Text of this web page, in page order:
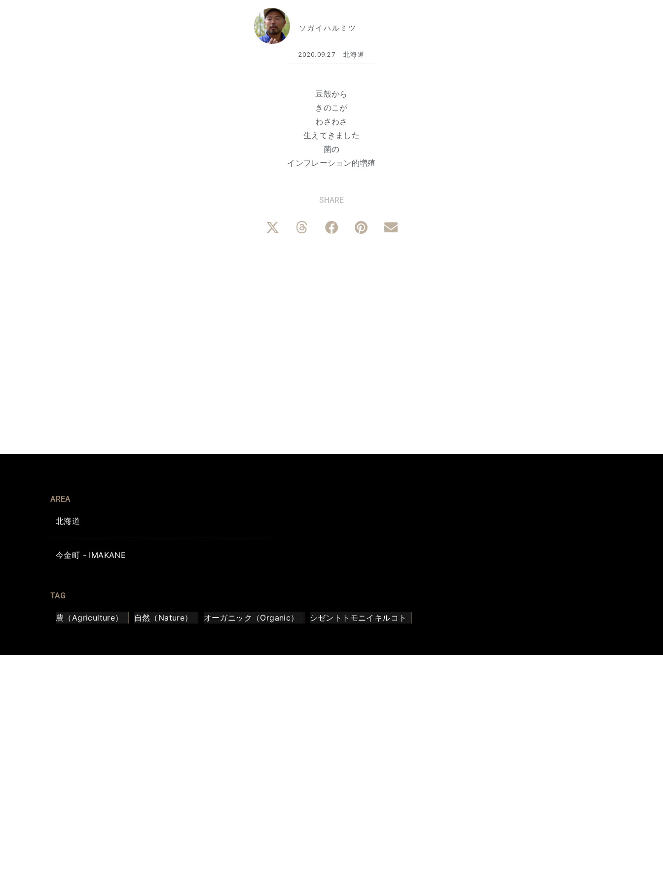
ソガイハルミツ
2020.09.27 北海道
豆殻から
きのこが
わさわさ
生えてきました
菌の
インフレーション的増殖
SHARE
AREA
北海道
今金町 - IMAKANE
TAG
農（Agriculture） 自然（Nature） オーガニック（Organic） シゼントトモニイキルコト
AUTHOR